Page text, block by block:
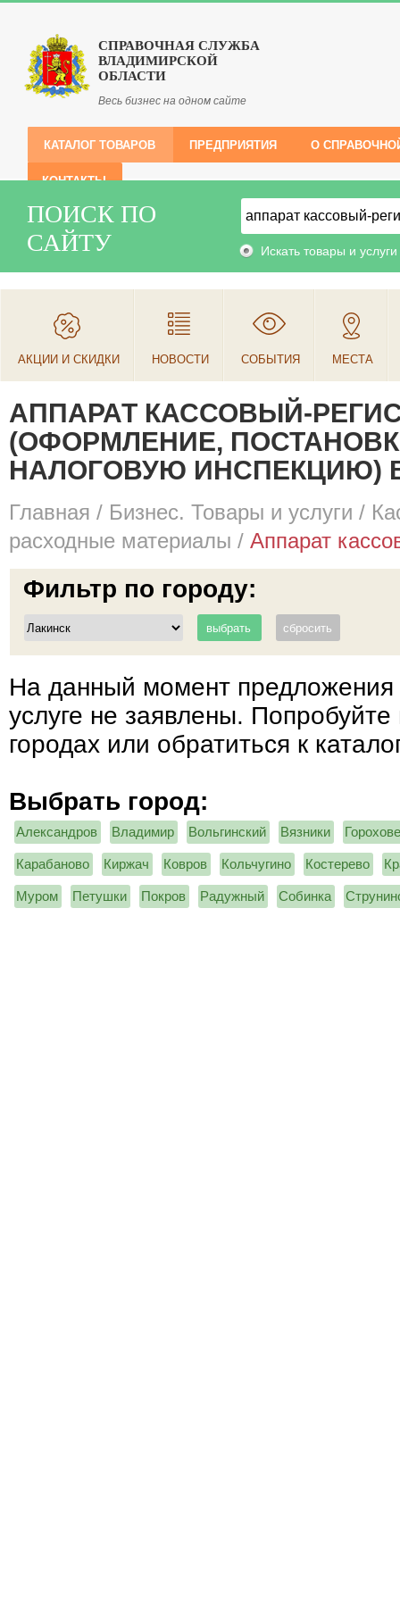
СПРАВОЧНАЯ СЛУЖБА
ВЛАДИМИРСКОЙ
ОБЛАСТИ
Весь бизнес на одном сайте
КАТАЛОГ ТОВАРОВ ПРЕДПРИЯТИЯ О
КОНТАКТЫ
ПОИСК ПО
САЙТУ
Искать товары и услуги
АКЦИИ И СКИДКИ НОВОСТИ СОБЫТИЯ МЕСТА
АППАРАТ КАССОВЫЙ-
(ОФОРМЛЕНИЕ,
НАЛОГОВУЮ ИНСПЕКЦИЮ)
Главная / Бизнес. Товары и услуги /
расходные материалы /Аппарат
Фильтр по городу:
На данный момент предложения
услуге не заявлены. Попробуйте
городах или обратиться к
Выбрать город:
Александров Владимир Вольгинский Вязники
Карабаново Киржач Ковров Кольчугино Костерево
Муром Петушки Покров Радужный Собинка